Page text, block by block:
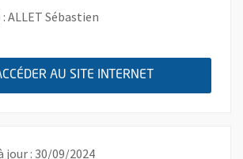
ALLET Sébastien
AU SITE INTERNET , OUVRE UNE
jour : 30/09/2024